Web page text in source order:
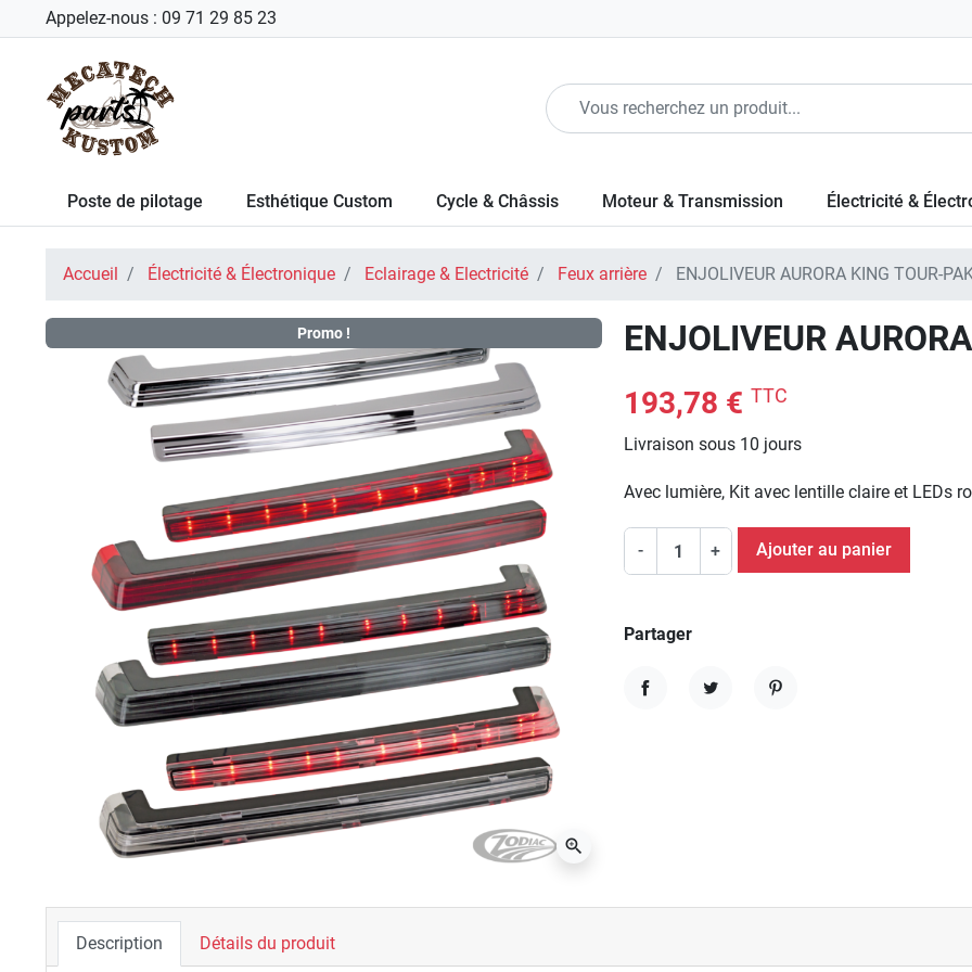
Appelez-nous : 09 71 29 85 23
Poste de pilotage Esthétique Custom Cycle & Châssis Moteur & Transmission Électricité &
Accueil Électricité & Électronique Eclairage & Electricité Feux arrière ENJOLIVEUR AURORA KING TOUR-
Promo !
zoom_in
ENJOLIVEUR
193,78 €TTC
Livraison sous 10 jours
Avec lumière, Kit avec lentille claire et LEDs
- + Ajouter au panier
Partager
Description Détails du produit